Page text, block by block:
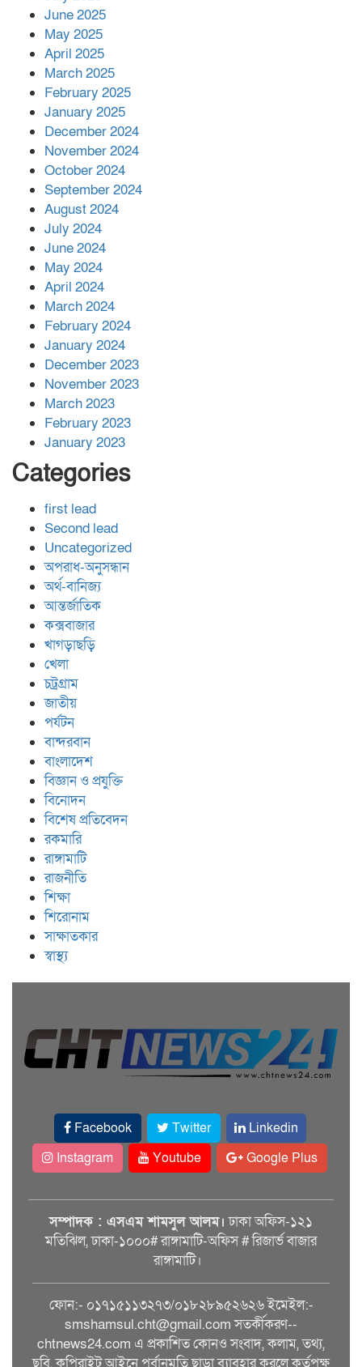
সহায়তা দিলেন সাচিং প্রু জেরী
June 2025
May 2025
April 2025
March 2025
February 2025
January 2025
December 2024
November 2024
October 2024
September 2024
August 2024
July 2024
June 2024
May 2024
April 2024
March 2024
February 2024
January 2024
December 2023
November 2023
March 2023
February 2023
January 2023
Categories
first lead
Second lead
Uncategorized
অপরাধ-অনুসন্ধান
অর্থ-বানিজ্য
আন্তর্জাতিক
কক্সবাজার
খাগড়াছড়ি
খেলা
চট্রগ্রাম
জাতীয়
পর্যটন
বান্দরবান
বাংলাদেশ
বিজ্ঞান ও প্রযুক্তি
বিনোদন
বিশেষ প্রতিবেদন
রকমারি
রাঙ্গামাটি
রাজনীতি
শিক্ষা
শিরোনাম
সাক্ষাতকার
স্বাস্থ্য
Facebook Twitter
Linkedin
Instagram
Youtube Google Plus
সম্পাদক : এসএম শামসুল আলম। ঢাকা অফিস-১২১
মতিঝিল, ঢাকা-১০০০# রাঙ্গামাটি-অফিস # রিজার্ভ বাজার
রাঙ্গামাটি।
ফোন:- ০১৭১৫১১৩২৭৩/০১৮২৮৯৫২৬২৬ ইমেইল:-
smshamsul.cht@gmail.com সতর্কীকরণ--
chtnews24.com এ প্রকাশিত কোনও সংবাদ, কলাম, তথ্য,